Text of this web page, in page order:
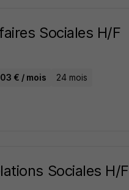
Sociales H/F
€ / mois 24 mois
Sociales H/F